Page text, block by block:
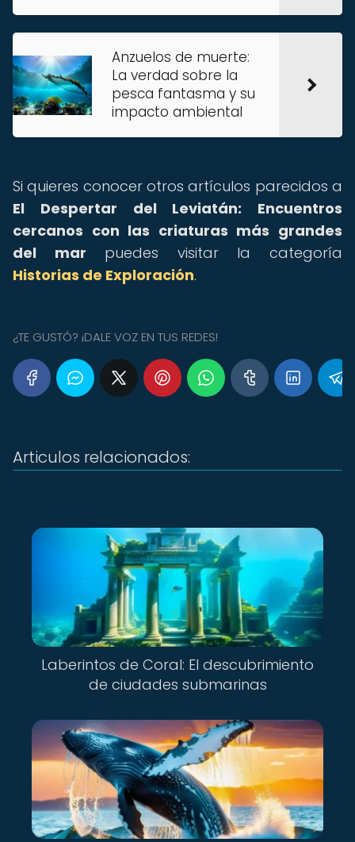
Anzuelos de muerte:
La verdad sobre la
pesca fantasma y su
impacto ambiental
Si quieres conocer otros artículos parecidos a
El Despertar del Leviatán: Encuentros
cercanos con las criaturas más grandes
del mar puedes visitar la categoría
Historias de Exploración.
¿TE GUSTÓ? ¡DALE VOZ EN TUS REDES!
Articulos relacionados:
Laberintos de Coral: El descubrimiento
de ciudades submarinas